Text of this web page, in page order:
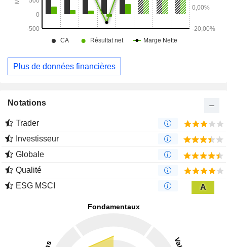
Plus de données financières
Notations
Trader
Investisseur
Globale
Qualité
ESG MSCI
A